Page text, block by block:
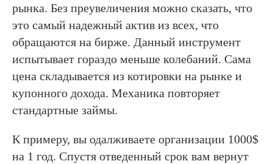
рынка. Без преувеличения можно сказать, что
это самый надежный актив из всех, что
обращаются на бирже. Данный инструмент
испытывает гораздо меньше колебаний. Сама
цена складывается из котировки на рынке и
купонного дохода. Механика повторяет
стандартные займы.
К примеру, вы одалживаете организации 1000$
на 1 год. Спустя отведенный срок вам вернут